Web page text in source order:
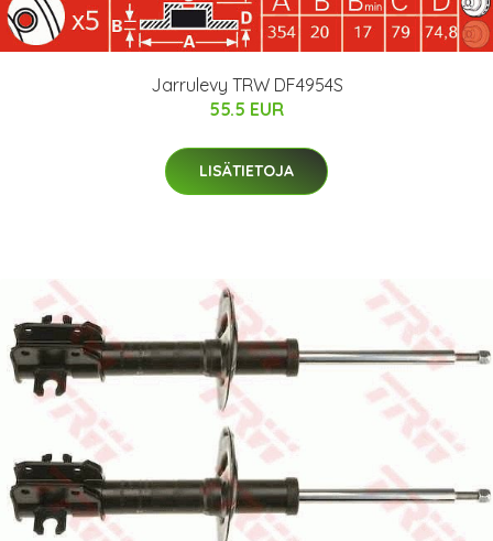
Jarrulevy TRW DF4954S
55.5 EUR
LISÄTIETOJA